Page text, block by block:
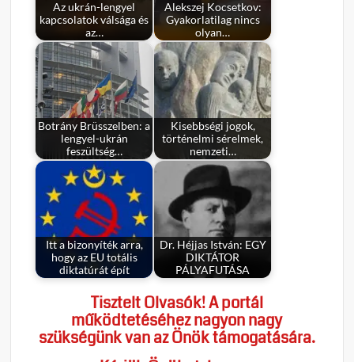
Az ukrán-lengyel
kapcsolatok válsága és
az…
Alekszej Kocsetkov:
Gyakorlatilag nincs
olyan…
Botrány Brüsszelben: a
lengyel-ukrán
feszültség…
Kisebbségi jogok,
történelmi sérelmek,
nemzeti…
Itt a bizonyíték arra,
hogy az EU totális
diktatúrát épít
Dr. Héjjas István: EGY
DIKTÁTOR
PÁLYAFUTÁSA
Tisztelt Olvasók! A portál
működtetéséhez nagyon nagy
szükségünk van az Önök támogatására.